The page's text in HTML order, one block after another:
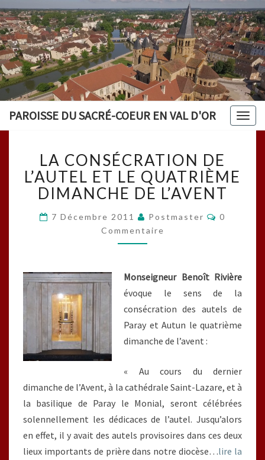
PAROISSE DU SACRÉ-COEUR EN VAL D'OR
CONSÉCRATION
DE
L’AUTEL
ET
LE
QUATRIÈME
DIMANCHE
LA CONSÉCRATION DE
L’AUTEL ET LE QUATRIÈME
DIMANCHE DE L’AVENT
7 Décembre 2011 Postmaster
0
Commentaire
Monseigneur Benoît Rivière
évoque le sens de la
consécration des autels de
Paray et Autun le quatrième
dimanche de l’avent :
« Au cours du dernier
dimanche de l’Avent, à la cathédrale Saint-Lazare, et à
la basilique de Paray le Monial, seront célébrées
solennellement les dédicaces de l’autel. Jusqu’alors
en effet, il y avait des autels provisoires dans ces deux
lieux importants de prière dans notre diocèse…lire la